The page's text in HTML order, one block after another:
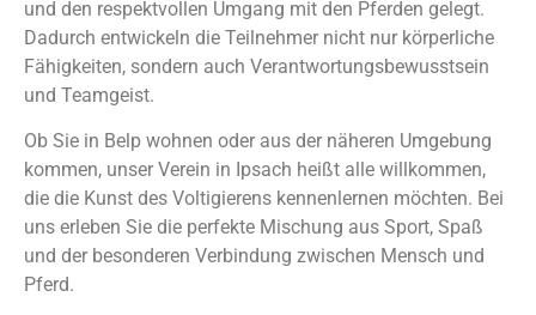
und den respektvollen Umgang mit den Pferden gelegt.
Dadurch entwickeln die Teilnehmer nicht nur körperliche
Fähigkeiten, sondern auch Verantwortungsbewusstsein
und Teamgeist.
Ob Sie in Belp wohnen oder aus der näheren Umgebung
kommen, unser Verein in Ipsach heißt alle willkommen,
die die Kunst des Voltigierens kennenlernen möchten. Bei
uns erleben Sie die perfekte Mischung aus Sport, Spaß
und der besonderen Verbindung zwischen Mensch und
Pferd.